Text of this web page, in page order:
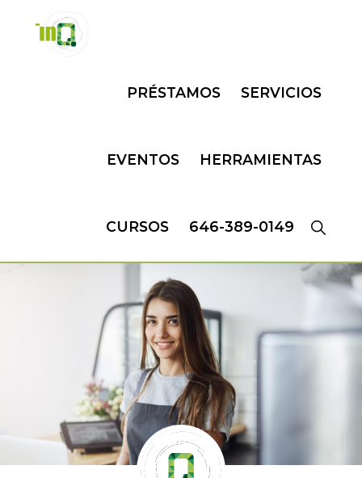
PRÉSTAMOS SERVICIOS
EVENTOS HERRAMIENTAS
CURSOS 646-389-0149